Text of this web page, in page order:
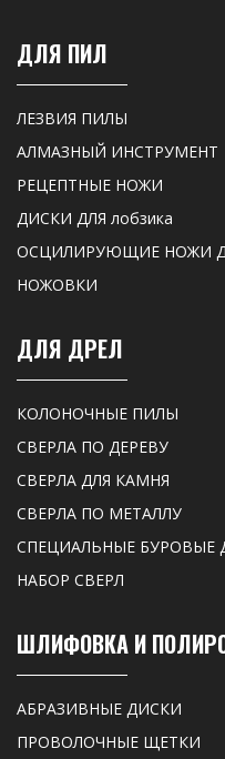
ДЛЯ ПИЛ
ЛЕЗВИЯ ПИЛЫ
АЛМАЗНЫЙ ИНСТРУМЕНТ
РЕЦЕПТНЫЕ НОЖИ
ДИСКИ ДЛЯ лобзика
ОСЦИЛИРУЮЩИЕ НОЖИ
НОЖОВКИ
ДЛЯ ДРЕЛ
КОЛОНОЧНЫЕ ПИЛЫ
СВЕРЛА ПО ДЕРЕВУ
СВЕРЛА ДЛЯ КАМНЯ
СВЕРЛА ПО МЕТАЛЛУ
СПЕЦИАЛЬНЫЕ БУРОВЫЕ
НАБОР СВЕРЛ
ШЛИФОВКА И
АБРАЗИВНЫЕ ДИСКИ
ПРОВОЛОЧНЫЕ ЩЕТКИ